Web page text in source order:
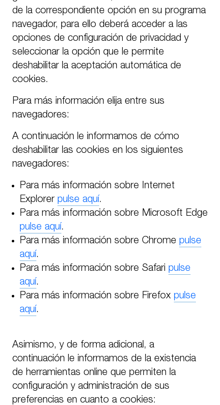
de la correspondiente opción en su programa
navegador, para ello deberá acceder a las
opciones de configuración de privacidad y
seleccionar la opción que le permite
deshabilitar la aceptación automática de
cookies.
Para más información elija entre sus
navegadores:
A continuación le informamos de cómo
deshabilitar las cookies en los siguientes
navegadores:
Para más información sobre Internet
Explorer pulse aquí.
Para más información sobre Microsoft Edge
pulse aquí.
Para más información sobre Chrome pulse
aquí.
Para más información sobre Safari pulse
aquí.
Para más información sobre Firefox pulse
aquí.
Asimismo, y de forma adicional, a
continuación le informamos de la existencia
de herramientas online que permiten la
configuración y administración de sus
preferencias en cuanto a cookies: